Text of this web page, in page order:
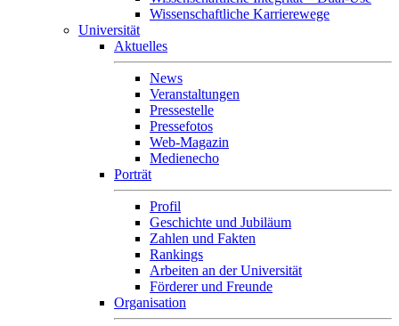
Wissenschaftliche Karrierewege
Universität
Aktuelles
News
Veranstaltungen
Pressestelle
Pressefotos
Web-Magazin
Medienecho
Porträt
Profil
Geschichte und Jubiläum
Zahlen und Fakten
Rankings
Arbeiten an der Universität
Förderer und Freunde
Organisation